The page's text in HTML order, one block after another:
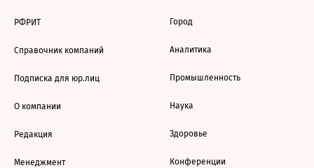
РФРИТ
Справочник компаний
Подписка для юр.лиц
О компании
Редакция
Менеджмент
Город
Аналитика
Промышленность
Наука
Здоровье
Конференции